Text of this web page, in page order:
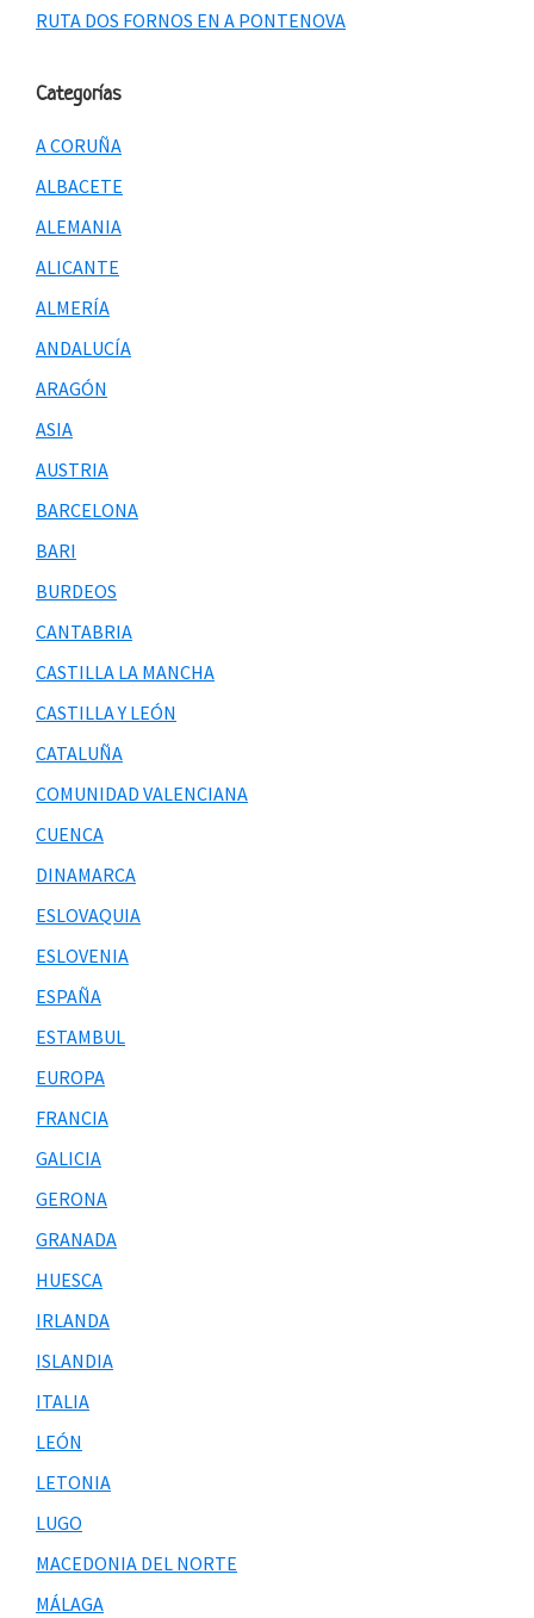
RUTA DOS FORNOS EN A PONTENOVA
Categorías
A CORUÑA
ALBACETE
ALEMANIA
ALICANTE
ALMERÍA
ANDALUCÍA
ARAGÓN
ASIA
AUSTRIA
BARCELONA
BARI
BURDEOS
CANTABRIA
CASTILLA LA MANCHA
CASTILLA Y LEÓN
CATALUÑA
COMUNIDAD VALENCIANA
CUENCA
DINAMARCA
ESLOVAQUIA
ESLOVENIA
ESPAÑA
ESTAMBUL
EUROPA
FRANCIA
GALICIA
GERONA
GRANADA
HUESCA
IRLANDA
ISLANDIA
ITALIA
LEÓN
LETONIA
LUGO
MACEDONIA DEL NORTE
MÁLAGA